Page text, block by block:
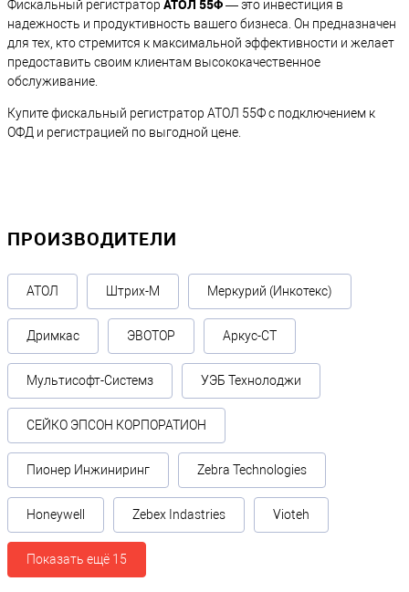
Фискальный регистратор АТОЛ 55Ф— это инвестиция в
надежность и продуктивность вашего бизнеса. Он предназначен
для тех, кто стремится к максимальной эффективности и желает
предоставить своим клиентам высококачественное
обслуживание.
Купите фискальный регистратор АТОЛ 55Ф с подключением к
ОФД и регистрацией по выгодной цене.
ПРОИЗВОДИТЕЛИ
АТОЛ Штрих-М Меркурий (Инкотекс)
Дримкас ЭВОТОР Аркус-СТ
Мультисофт-Системз УЭБ Технолоджи
СЕЙКО ЭПСОН КОРПОРАТИОН
Пионер Инжиниринг Zebra Technologies
Honeywell Zebex Indastries Vioteh
Показать ещё 15